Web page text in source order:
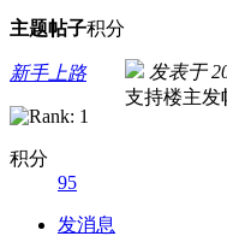
主题帖子积分
新手上路
积分
95
发消息
发表于
支持楼主发